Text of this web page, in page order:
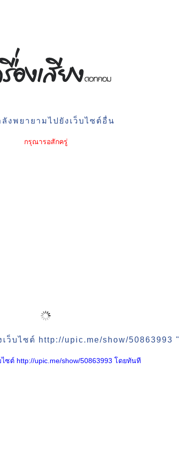
งพยายามไปยังเว็บไซต์อื่น
กรุณารอสักครู่
ว็บไซต์ http://upic.me/show/50863993 "
ซต์ http://upic.me/show/50863993 โดยทันที